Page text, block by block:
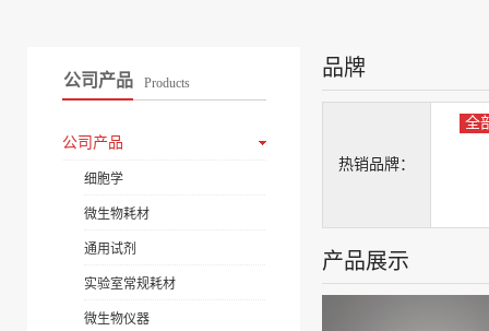
公司产品 Products
公司产品
细胞学
微生物耗材
通用试剂
实验室常规耗材
微生物仪器
品牌
热销品牌：
全
产品展示